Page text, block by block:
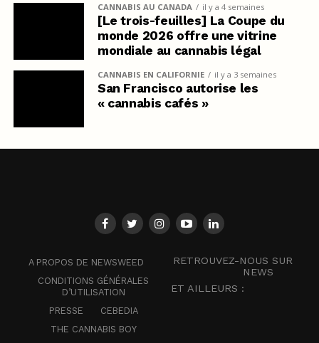
CANNABIS AU CANADA il y a 4 semaines
[Le trois-feuilles] La Coupe du
monde 2026 offre une vitrine
mondiale au cannabis légal
CANNABIS EN CALIFORNIE il y a 3 semaines
San Francisco autorise les
« cannabis cafés »
A PROPOS DE NEWSWEED
CONDITIONS GÉNÉRALES
D’UTILISATION
PRESSE
CEBEDIA
THE CANNABIS BOY
RETROUVEZ-NOUS SUR
NEWS
ET AILLEURS :